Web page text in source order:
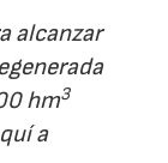
alcanzar
hm3
a